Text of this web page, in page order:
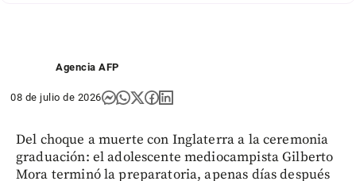
Agencia AFP
08 de julio de 2026
Del choque a muerte con Inglaterra a la ceremonia
graduación: el adolescente mediocampista Gilberto
Mora terminó la preparatoria, apenas días después